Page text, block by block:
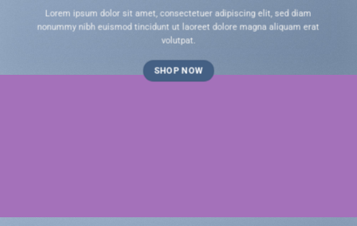
Lorem ipsum dolor sit amet, consectetuer adipiscing elit, sed diam
nonummy nibh euismod tincidunt ut laoreet dolore magna aliquam erat
volutpat.
SHOP NOW